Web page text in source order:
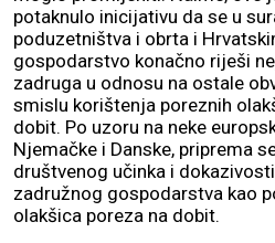
potaknulo inicijativu da se u
poduzetništva i obrta i
gospodarstvo konačno riješi
zadruga u odnosu na ostale
smislu korištenja poreznih
dobit. Po uzoru na neke
Njemačke i Danske, priprema
društvenog učinka i
zadružnog gospodarstva kao
olakšica poreza na dobit.